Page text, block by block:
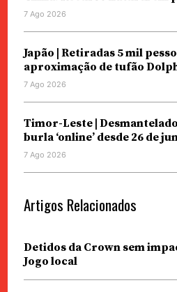
7 Ago 2026
Japão | Retiradas 5 mil
aproximação de tufão
7 Ago 2026
Timor-Leste |
burla ‘online’ desde 26 de
7 Ago 2026
Artigos Relacionados
Detidos da Crown sem
Jogo local